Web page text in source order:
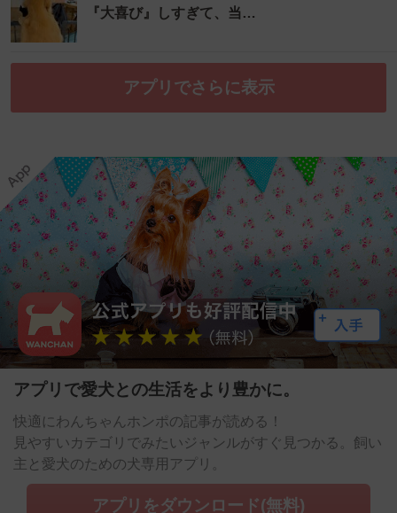
『大喜び』しすぎて、当…
アプリでさらに表示
アプリで愛犬との生活をより豊かに。
快適にわんちゃんホンポの記事が読める！
見やすいカテゴリでみたいジャンルがすぐ見つかる。飼い
主と愛犬のための犬専用アプリ。
アプリをダウンロード(無料)